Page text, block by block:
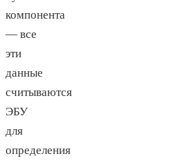
компонента
— все
эти
данные
считываются
ЭБУ
для
определения